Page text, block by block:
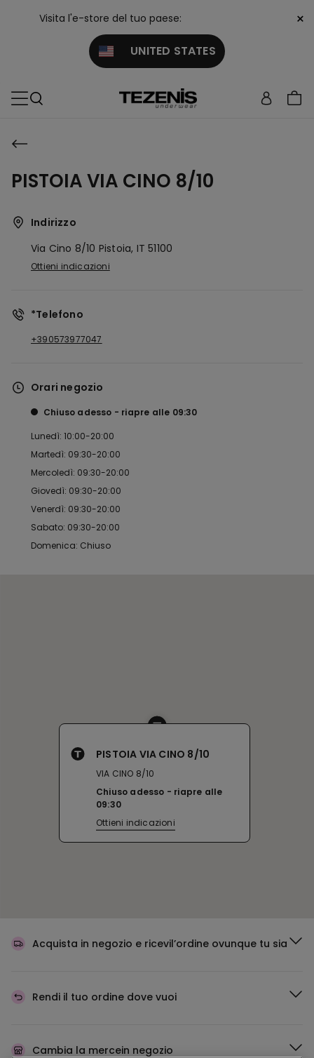
Visita l'e-store del tuo paese:
UNITED STATES
×
PISTOIA VIA CINO 8/10
Indirizzo
Via Cino 8/10 Pistoia, IT51100
Ottieni indicazioni
*Telefono
+390573977047
Orari negozio
Chiuso adesso riapre alle 09:30
Lunedì: 10:00-20:00
Martedì: 09:30-20:00
Mercoledì: 09:30-20:00
Giovedì: 09:30-20:00
Venerdì: 09:30-20:00
Sabato: 09:30-20:00
Domenica: Chiuso
PISTOIA VIA CINO 8/10
VIA CINO 8/10
Chiuso adesso
riapre alle
09:30
Ottieni indicazioni
Acquista in negozio e ricevil’ordine ovunque tu sia
Rendi il tuo ordine dove vuoi
Cambia la mercein negozio